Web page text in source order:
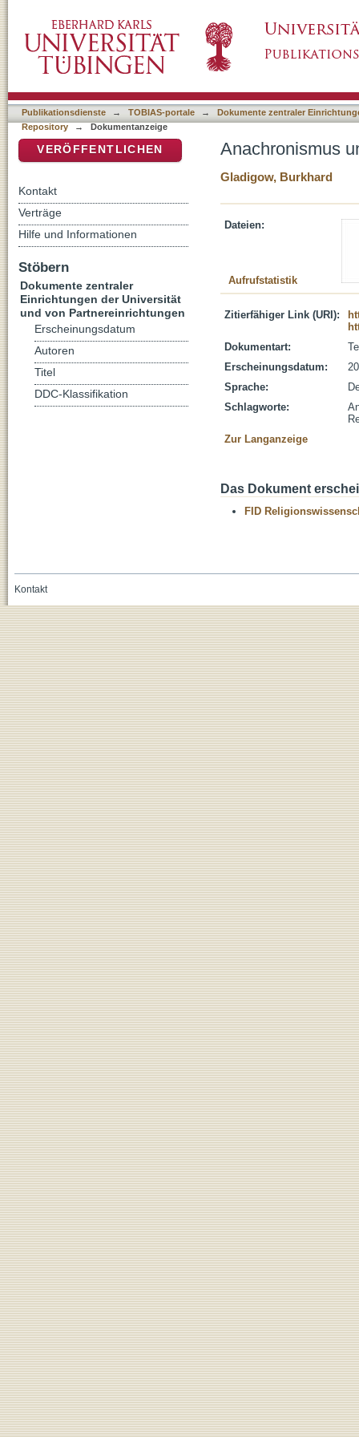
Publikationsdienste → TOBIAS-portale →
Dokumente zentraler
Repository
→ Dokumentanzeige
Anachronismus
Gladigow, Burkhard
Dateien:
Aufrufstatistik
Zitierfähiger Link (URI):
Dokumentart:
Erscheinungsdatum:
Sprache:
Schlagworte:
Zur Langanzeige
Das Dokument
FID
VERÖFFENTLICHEN
Kontakt
Verträge
Hilfe und Informationen
Stöbern
Dokumente zentraler
Einrichtungen der Universität
und von Partnereinrichtungen
Erscheinungsdatum
Autoren
Titel
DDC-Klassifikation
Kontakt